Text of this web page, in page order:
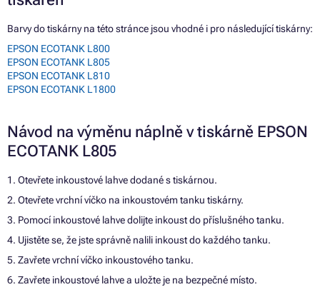
Barvy do tiskárny na této stránce jsou vhodné i pro následující tiskárny:
EPSON ECOTANK L800
EPSON ECOTANK L805
EPSON ECOTANK L810
EPSON ECOTANK L1800
Návod na výměnu náplně v tiskárně EPSON
ECOTANK L805
1. Otevřete inkoustové lahve dodané s tiskárnou.
2. Otevřete vrchní víčko na inkoustovém tanku tiskárny.
3. Pomocí inkoustové lahve dolijte inkoust do příslušného tanku.
4. Ujistěte se, že jste správně nalili inkoust do každého tanku.
5. Zavřete vrchní víčko inkoustového tanku.
6. Zavřete inkoustové lahve a uložte je na bezpečné místo.